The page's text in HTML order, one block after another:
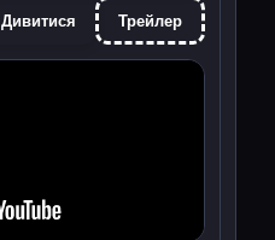
Дивитися Трейлер